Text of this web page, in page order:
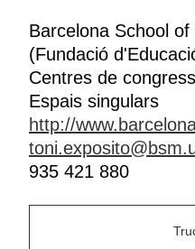
Barcelona School
(Fundació
Centres de
Espais singulars
http://
935 421 880